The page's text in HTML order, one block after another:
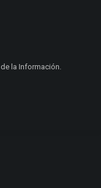
la Información.